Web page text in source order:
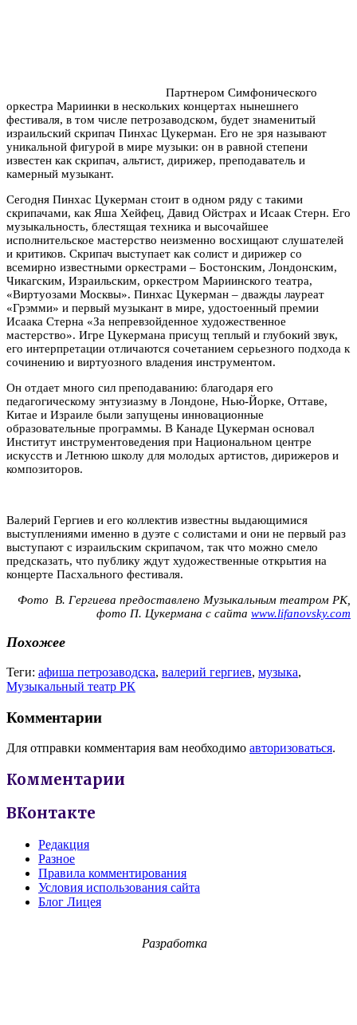
Партнером Симфонического
оркестра Мариинки в нескольких концертах нынешнего
фестиваля, в том числе петрозаводском, будет знаменитый
израильский скрипач Пинхас Цукерман. Его не зря называют
уникальной фигурой в мире музыки: он в равной степени
известен как скрипач, альтист, дирижер, преподаватель и
камерный музыкант.
Сегодня Пинхас Цукерман стоит в одном ряду с такими
скрипачами, как Яша Хейфец, Давид Ойстрах и Исаак Стерн. Его
музыкальность, блестящая техника и высочайшее
исполнительское мастерство неизменно восхищают слушателей
и критиков. Скрипач выступает как солист и дирижер со
всемирно известными оркестрами – Бостонским, Лондонским,
Чикагским, Израильским, оркестром Мариинского театра,
«Виртуозами Москвы». Пинхас Цукерман – дважды лауреат
«Грэмми» и первый музыкант в мире, удостоенный премии
Исаака Стерна «За непревзойденное художественное
мастерство». Игре Цукермана присущ теплый и глубокий звук,
его интерпретации отличаются сочетанием серьезного подхода к
сочинению и виртуозного владения инструментом.
Он отдает много сил преподаванию: благодаря его
педагогическому энтузиазму в Лондоне, Нью-Йорке, Оттаве,
Китае и Израиле были запущены инновационные
образовательные программы. В Канаде Цукерман основал
Институт инструментоведения при Национальном центре
искусств и Летнюю школу для молодых артистов, дирижеров и
композиторов.
Валерий Гергиев и его коллектив известны выдающимися
выступлениями именно в дуэте с солистами и они не первый раз
выступают с израильским скрипачом, так что можно смело
предсказать, что публику ждут художественные открытия на
концерте Пасхального фестиваля.
Фото В. Гергиева предоставлено Музыкальным театром РК,
фото П. Цукермана с сайта www.lifanovsky.com
Похожее
Теги: афиша петрозаводска, валерий гергиев, музыка,
Музыкальный театр РК
Комментарии
Для отправки комментария вам необходимо авторизоваться.
Комментарии
ВКонтакте
Редакция
Разное
Правила комментирования
Условия использования сайта
Блог Лицея
Разработка